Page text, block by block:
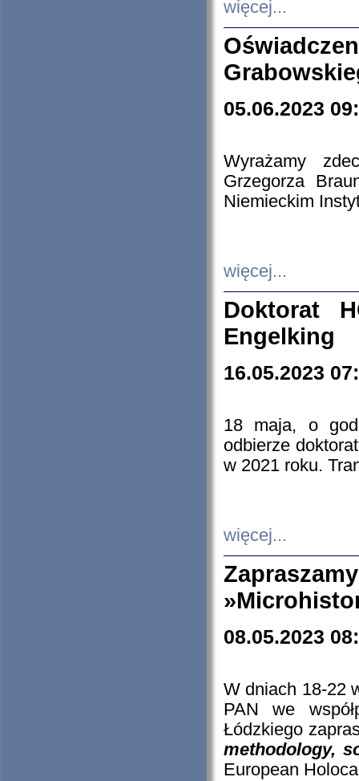
więcej...
05.06.2023
Wyrażamy
Grzegorza
Niemieckim
więcej...
Doktorat
Engelking
16.05.2023
18 maja, o
odbierze
w 2021 roku.
więcej...
08.05.2023
W dniach 18-22
PAN we
Łódzkiego
methodology,
European